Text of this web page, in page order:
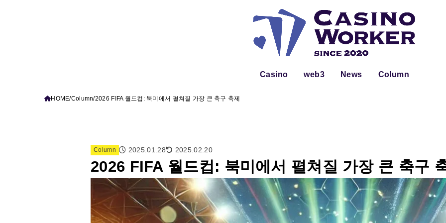
Casino web3 News Column
HOME Column 2026 FIFA 월드컵: 북미에서 펼쳐질 가장 큰 축구 축제
Column 2025.01.28 2025.02.20
2026 FIFA 월드컵: 북미에서 펼쳐질 가장 큰 축구